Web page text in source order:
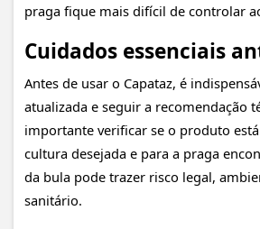
praga fique mais difícil de controlar
Cuidados essenciais
Antes de usar o Capataz, é
atualizada e seguir a recomendação
importante verificar se o produto
cultura desejada e para a praga
da bula pode trazer risco legal,
sanitário.